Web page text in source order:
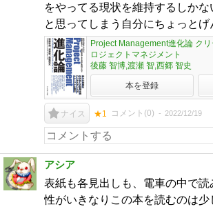
をやってる現状を維持するしかな
と思ってしまう自分にちょっとげ
Project Management進化論 ク
ロジェクトマネジメント
後藤 智博,渡瀬 智,西郷 智史
本を登録
ナイス ★1 コメント(0) 2022/12/19
アシア
表紙も各見出しも、電車の中で
性がいきなりこの本を読むのは